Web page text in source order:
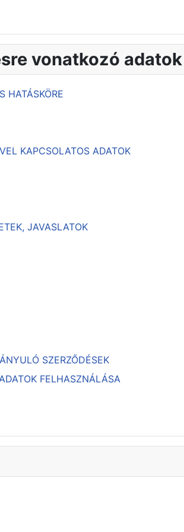
vonatkozó adatok
HATÁSKÖRE
KAPCSOLATOS ADATOK
JAVASLATOK
SZERZŐDÉSEK
FELHASZNÁLÁSA